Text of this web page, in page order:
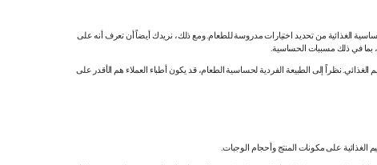
الغذائية من تحديد اختيارات مدروسة للطعام. ومع ذلك، نريدك أيضاً أن تعرف أنه على
بما في ذلك مسببات الحساسية.
نظراً إلى الطبيعة الفردية لحساسية الطعام، قد يكون أطباء العملاء هم الأقدر على
الغذائية على مكونات المنتج وأحجام الوجبات.